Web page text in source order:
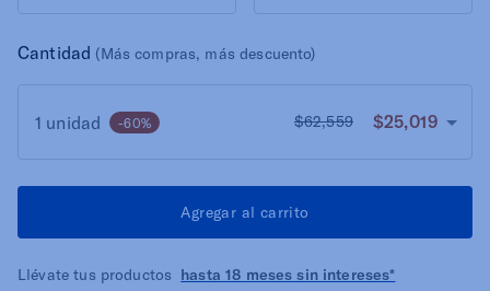
Cantidad (Más compras, más descuento)
1 unidad -60% $62,559 $25,019
Agregar al carrito
Llévate tus productos hasta 18 meses sin intereses*